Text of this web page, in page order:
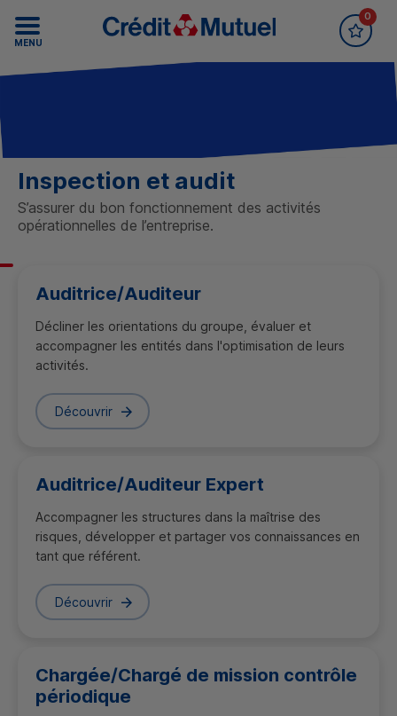
Accueil Crédit MutuelRecrutement
MENU
0
Inspection et audit
S’assurer du bon fonctionnement des activités
opérationnelles de l’entreprise.
Auditrice/Auditeur
Décliner les orientations du groupe, évaluer et
accompagner les entités dans l'optimisation de leurs
activités.
Découvrir
Auditrice/Auditeur Expert
Accompagner les structures dans la maîtrise des
risques, développer et partager vos connaissances en
tant que référent.
Découvrir
Chargée/Chargé de mission contrôle
périodique